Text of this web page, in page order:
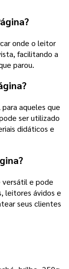
onde o leitor
facilitando a
parou.
aqueles que
ser utilizado
didáticos e
versátil e pode
leitores ávidos e
seus clientes